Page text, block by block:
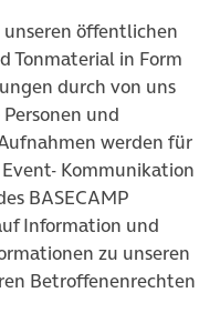
unseren öffentlichen
Tonmaterial in Form
durch von uns
und
werden für
Kommunikation
BASECAMP
Information und
zu unseren
Betroffenenrechten